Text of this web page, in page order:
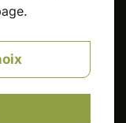
espèces